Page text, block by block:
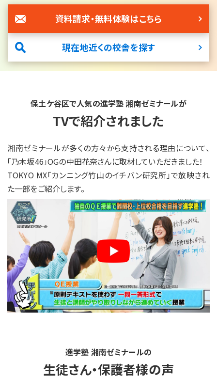
現在地近くの校舎を探す
資料請求・無料体験はこちら
保土ケ谷区で人気の進学塾 湘南ゼミナールが
TVで紹介されました
湘南ゼミナールが多くの方々から支持される理由について、
「乃木坂46」OGの中田花奈さんに取材していただきました！
TOKYO MX「カンニング竹山のイチバン研究所」で放映され
た一部をご紹介します。
進学塾 湘南ゼミナールの
生徒さん・保護者様の声